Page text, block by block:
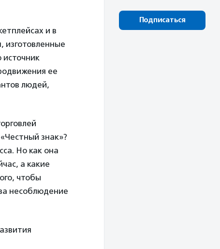
и в
изготовленные
источник
ее
людей,
«Честный знак»?
Но как она
а какие
чтобы
несоблюдение
Подписаться